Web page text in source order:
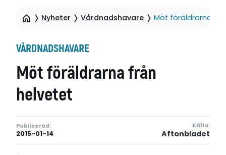
Nyheter Vårdnadshavare Möt föräldrarna
VÅRDNADSHAVARE
Möt föräldrarna från
helvetet
Publicerad:
2015-01-14
Källa:
Aftonbladet